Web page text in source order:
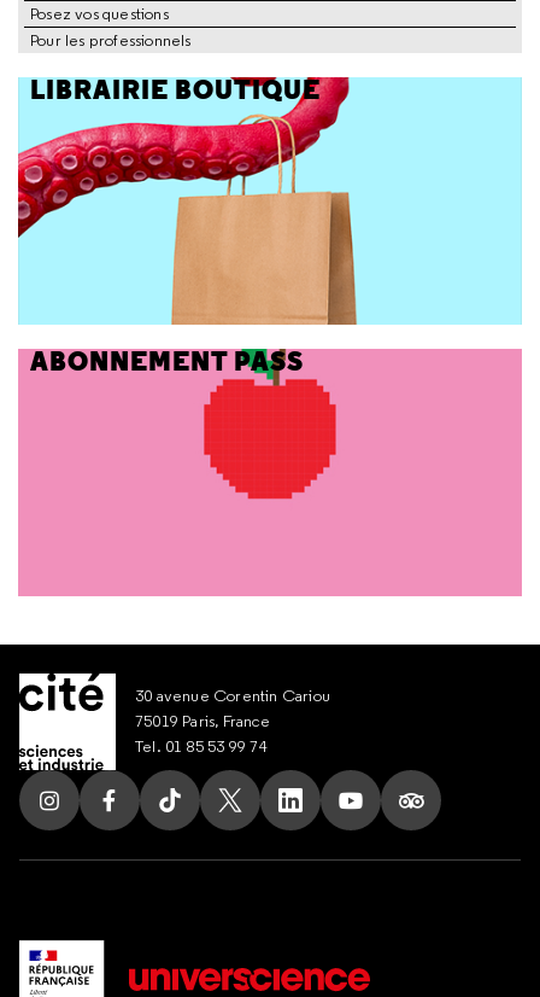
Posez vos questions
Pour les professionnels
LIBRAIRIE BOUTIQUE
ABONNEMENT PASS
30 avenue Corentin Cariou
75019 Paris, France
Tel. 01 85 53 99 74
Suivez nous sur Instagram
Suivez nous sur Facebook
Suivez nous sur Tik Tok
Suivez nous sur X
Suivez nous sur LinkedIn
Suivez nous sur
Suivez nous